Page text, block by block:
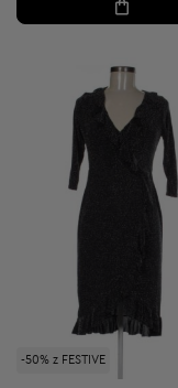
-50% z FESTIVE